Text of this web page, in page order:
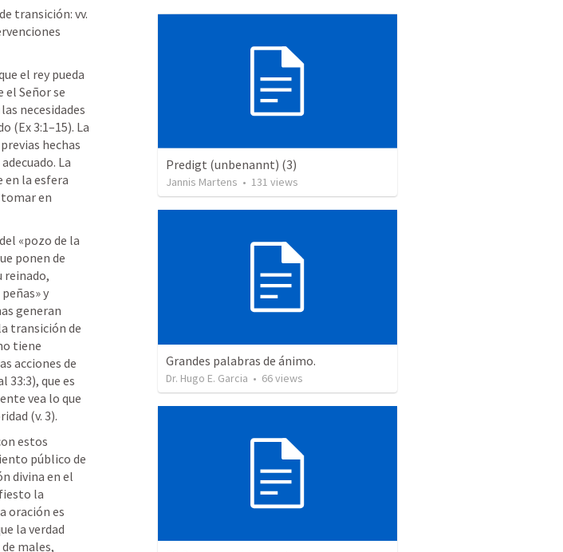
transición: vv.
el rey pueda
el Señor se
necesidades
(Ex 3:1–15). La
hechas
La
en la esfera
tomar en
«pozo de la
ponen de
reinado,
y
generan
transición de
tiene
acciones de
33:3), que es
vea lo que
(v. 3).
público de
divina en el
la
oración es
la verdad
males,
Predigt (unbenannt) (3)
Jannis Martens • 131 views
Grandes palabras de ánimo.
Dr. Hugo E. Garcia • 66views